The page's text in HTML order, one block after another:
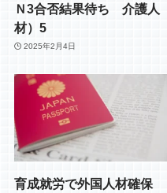
Ｎ3合否結果待ち 介護人
材）5
2025年2月4日
育成就労で外国人材確保